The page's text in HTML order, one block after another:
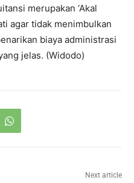
merupakan ‘Akal
agar tidak menimbulkan
biaya administrasi
jelas. (Widodo)
Next article